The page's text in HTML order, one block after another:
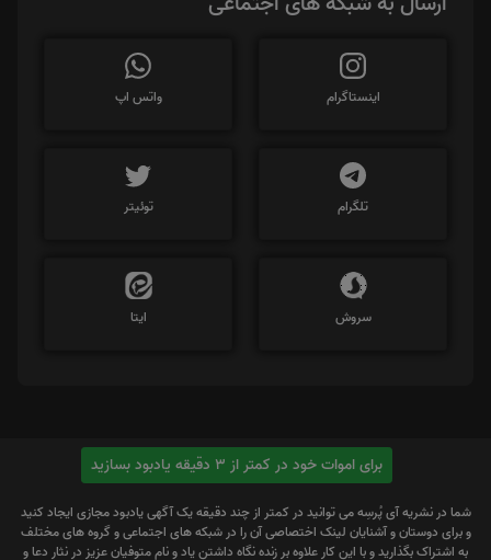
اینستاگرام واتس اپ
تلگرام توئیتر
سروش ایتا
برای اموات خود در کمتر از 3 دقیقه یادبود بسازید
شما در نشریه آی پُرسِه می توانید در کمتر از چند دقیقه یک آگهی یادبود مجازی ایجاد کنید
و برای دوستان و آشنایان لینک اختصاصی آن را در شبکه های اجتماعی و گروه های مختلف
به اشتراک بگذارید و با این کار علاوه بر زنده نگاه داشتن یاد و نام متوفیان عزیز در نثار دعا و